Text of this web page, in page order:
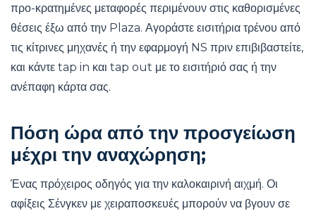
προ-κρατημένες μεταφορές περιμένουν στις καθορισμένες
θέσεις έξω από την Plaza. Αγοράστε εισιτήρια τρένου από
τις κίτρινες μηχανές ή την εφαρμογή NS πριν επιβιβαστείτε,
και κάντε tap in και tap out με το εισιτήριό σας ή την
ανέπαφη κάρτα σας.
Πόση ώρα από την προσγείωση
μέχρι την αναχώρηση;
Ένας πρόχειρος οδηγός για την καλοκαιρινή αιχμή. Οι
αφίξεις Σένγκεν με χειραποσκευές μπορούν να βγουν σε